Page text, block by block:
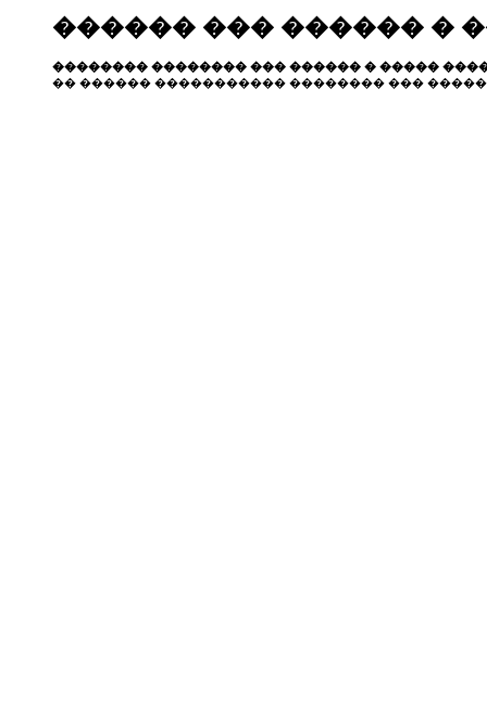
������ ��� ������ �
�������� �������� ��� ������ � �����
�� ������ ����������� �������� ���